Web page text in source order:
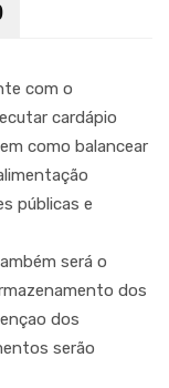
com o
cardápio
como balancear
públicas e
será o
dos
dos
serão